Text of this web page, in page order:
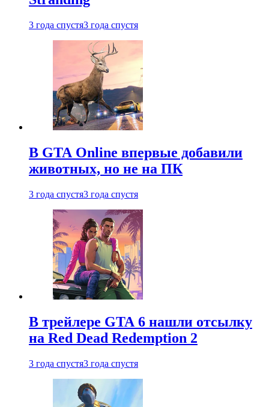
3 года спустя3 года спустя
В GTA Online впервые добавили
животных, но не на ПК
3 года спустя3 года спустя
В трейлере GTA 6 нашли отсылку
на Red Dead Redemption 2
3 года спустя3 года спустя